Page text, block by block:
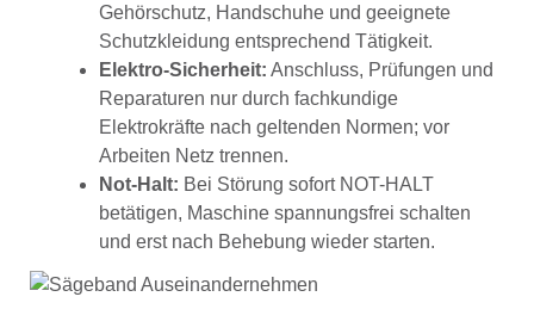
Gehörschutz, Handschuhe und geeignete
Schutzkleidung entsprechend Tätigkeit.
Elektro-Sicherheit: Anschluss, Prüfungen und
Reparaturen nur durch fachkundige
Elektrokräfte nach geltenden Normen; vor
Arbeiten Netz trennen.
Not-Halt: Bei Störung sofort NOT-HALT
betätigen, Maschine spannungsfrei schalten
und erst nach Behebung wieder starten.